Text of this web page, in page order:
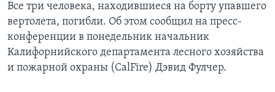
Все три человека, находившиеся на борту упавшего
вертолета, погибли. Об этом сообщил на пресс-
конференции в понедельник начальник
Калифорнийского департамента лесного хозяйства
и пожарной охраны (CalFire) Дэвид Фулчер.